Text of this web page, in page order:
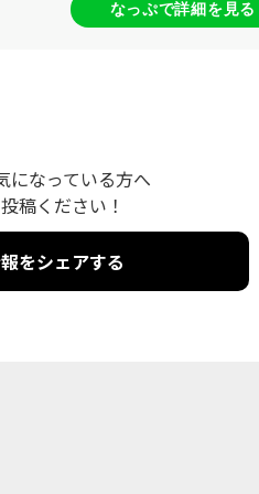
なっぷで詳細を見る
になっている方へ
稿ください！
をシェアする